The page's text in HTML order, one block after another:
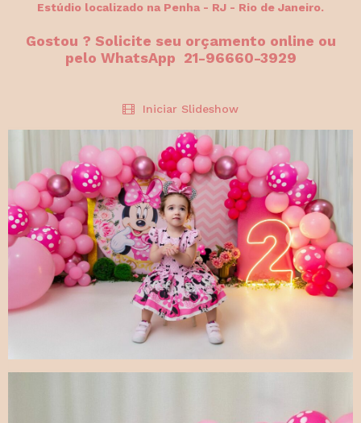
Estúdio localizado na Penha - RJ - Rio de Janeiro.
Gostou ? Solicite seu orçamento online ou
pelo WhatsApp 21-96660-3929
Iniciar Slideshow